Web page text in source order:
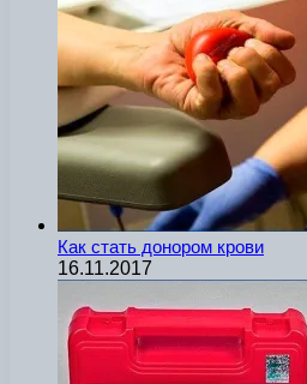
Как стать донором крови
16.11.2017